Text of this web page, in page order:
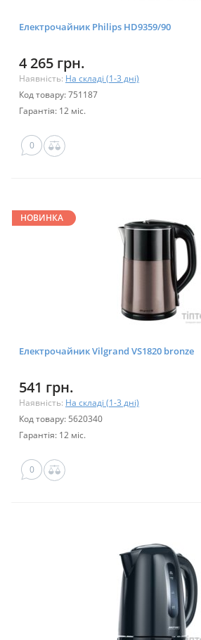
Електрочайник Philips HD9359/90
4 265 грн.
Наявність: На складі (1-3 дні)
Код товару: 751187
Гарантія: 12 міс.
0
НОВИНКА
Електрочайник Vilgrand VS1820 bronze
541 грн.
Наявність: На складі (1-3 дні)
Код товару: 5620340
Гарантія: 12 міс.
0